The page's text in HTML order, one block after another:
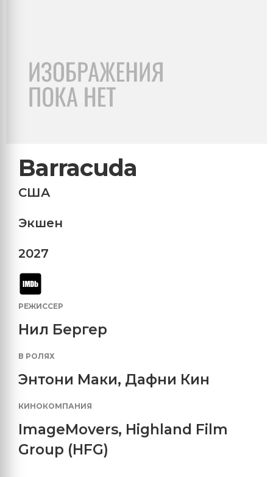
Barracuda
США
Экшен
2027
РЕЖИССЕР
Нил Бергер
В РОЛЯХ
Энтони Маки, Дафни Кин
КИНОКОМПАНИЯ
ImageMovers, Highland Film
Group (HFG)